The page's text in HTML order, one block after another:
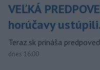
VEĽKÁ
horúčavy
Teraz.sk prináša
dnes 16:00